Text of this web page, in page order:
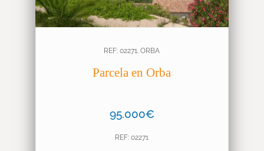
REF: 02271. ORBA
Parcela en Orba
95.000€
REF: 02271